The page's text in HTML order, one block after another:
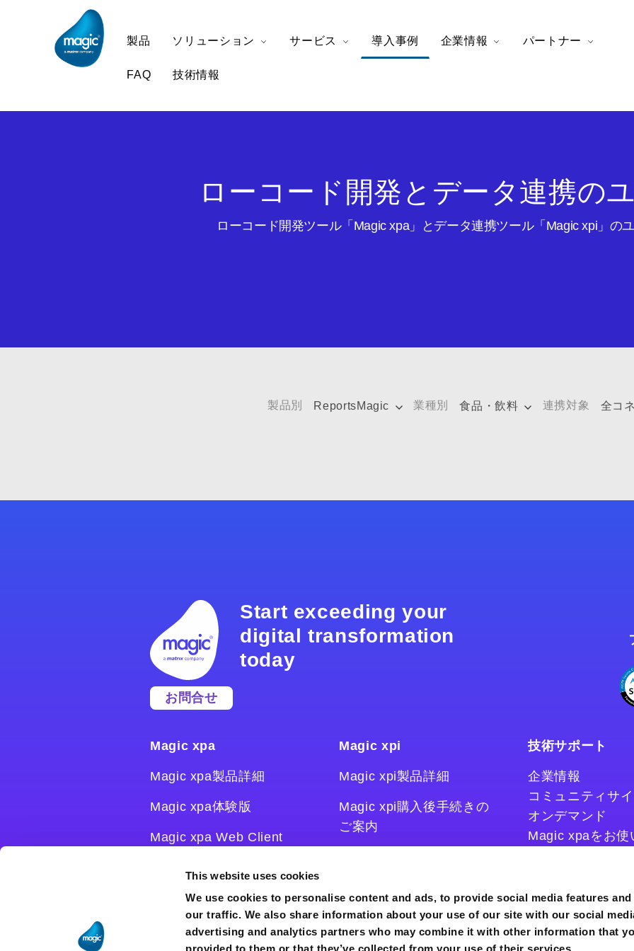
This website uses cookies
We use cookies to personalise content and ads, to provide social media features
our traffic. We also share information about your use of our site with our social
advertising and analytics partners who may combine it with other information that
製品 ソリューション サービス 導入事例 企業情報 パートナー
FAQ 技術情報
ローコード開発とデータ連携の
ローコード開発ツール「Magic xpa」とデータ連携ツール「Magic xpi」の
製品別 ReportsMagic 業種別 食品・飲料 連携対象 全コ
Start exceeding your
digital transformation
today
お問合せ
Magic xpa
Magic xpa製品詳細
Magic xpa体験版
Magic xpa Web Client
ユーザー登録/ライセンス発
Magic xpi
Magic xpi製品詳細
Magic xpi購入後手続きの
ご案内
技術サポート
企業情報
コミュニティサ
オンデマンド
Magic xpaをお使
コラム